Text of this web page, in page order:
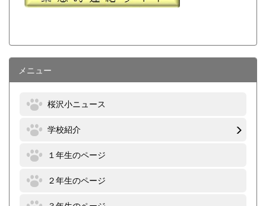
メニュー
桜沢小ニュース
学校紹介
１年生のページ
２年生のページ